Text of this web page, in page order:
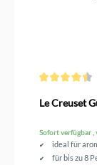
Le Creuset
Sofort verfügbar ,
ideal für
für bis zu 8